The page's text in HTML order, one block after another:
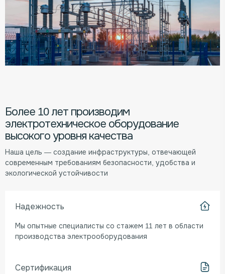
Более 10 лет производим
электротехническое оборудование
высокого уровня качества
Наша цель — создание инфраструктуры, отвечающей
современным требованиям безопасности, удобства и
экологической устойчивости
Надежность
Мы опытные специалисты со стажем 11 лет в области
производства электрооборудования
Сертификация